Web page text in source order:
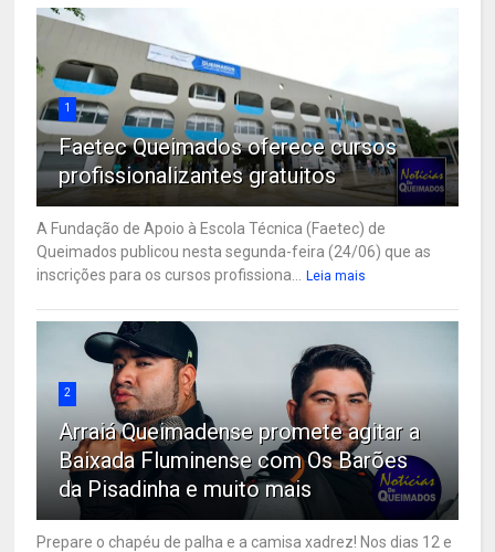
1
Faetec Queimados oferece cursos
profissionalizantes gratuitos
A Fundação de Apoio à Escola Técnica (Faetec) de
Queimados publicou nesta segunda-feira (24/06) que as
inscrições para os cursos profissiona...
Leia mais
2
Arraiá Queimadense promete agitar a
Baixada Fluminense com Os Barões
da Pisadinha e muito mais
Prepare o chapéu de palha e a camisa xadrez! Nos dias 12 e